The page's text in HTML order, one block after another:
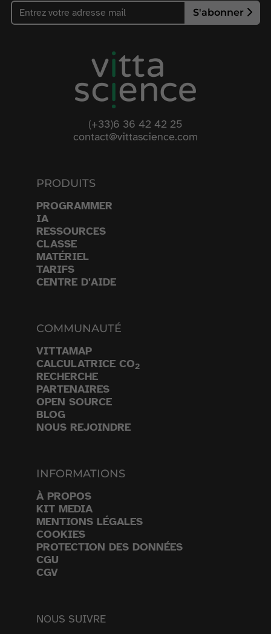
S'abonner
(+33)6 36 42 42 25
contact@vittascience.com
PRODUITS
PROGRAMMER
IA
RESSOURCES
CLASSE
MATÉRIEL
TARIFS
CENTRE D'AIDE
COMMUNAUTÉ
VITTAMAP
CALCULATRICE CO2
RECHERCHE
PARTENAIRES
OPEN SOURCE
BLOG
NOUS REJOINDRE
INFORMATIONS
À PROPOS
KIT MEDIA
MENTIONS LÉGALES
COOKIES
PROTECTION DES DONNÉES
CGU
CGV
NOUS SUIVRE